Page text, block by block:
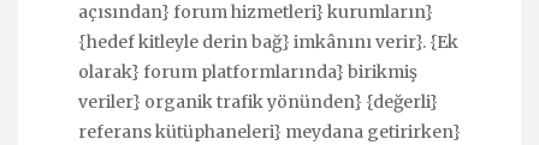
açısından} forum hizmetleri} kurumların}
{hedef kitleyle derin bağ} imkânını verir}. {Ek
olarak} forum platformlarında} birikmiş
veriler} organik trafik yönünden} {değerli}
referans kütüphaneleri} meydana getirirken}